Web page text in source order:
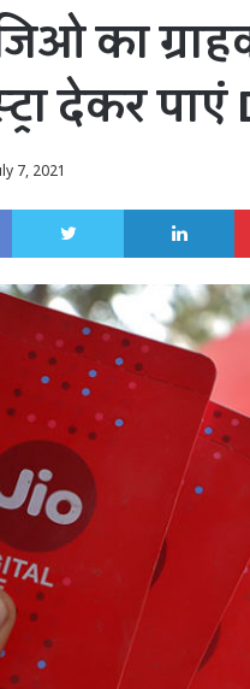
का
देकर पाएं
7, 2021
Facebook Twitter